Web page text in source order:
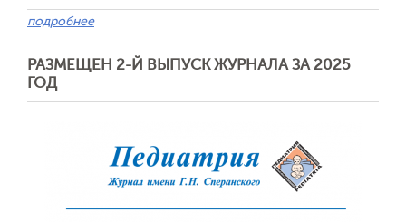
подробнее
РАЗМЕЩЕН 2-Й ВЫПУСК ЖУРНАЛА ЗА 2025
ГОД